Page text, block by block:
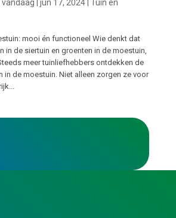
jun 17, 2024| Tuin en
mooi én functioneel Wie denkt dat
in de siertuin en groenten in de moestuin,
meer tuinliefhebbers ontdekken de
in de moestuin. Niet alleen zorgen ze voor